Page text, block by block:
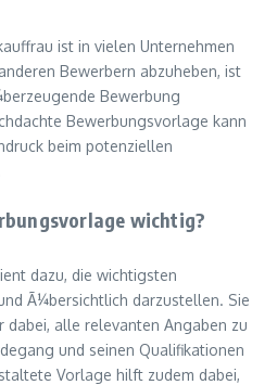
ist in vielen Unternehmen
Bewerbern abzuheben, ist
Bewerbung
Bewerbungsvorlage kann
beim potenziellen
wichtig?
dazu, die wichtigsten
Ã¼bersichtlich darzustellen. Sie
alle relevanten Angaben zu
und seinen Qualifikationen
Vorlage hilft zudem dabei,